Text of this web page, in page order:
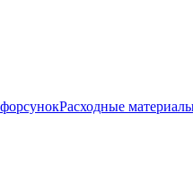
Расходные